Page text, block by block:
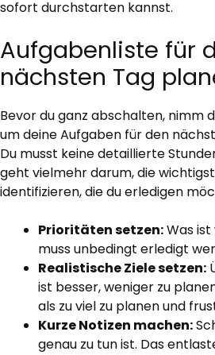
sofort durchstarten kannst.
Aufgabenliste für
nächsten Tag
Bevor du ganz abschalten, nimm
um deine Aufgaben für den
Du musst keine detaillierte
geht vielmehr darum, die
identifizieren, die du erledigen
Prioritäten setzen:Was
muss unbedingt erledigt
Realistische Ziele setzen:
ist besser, weniger zu
als zu viel zu planen und
Kurze Notizen machen:
genau zu tun ist. Das